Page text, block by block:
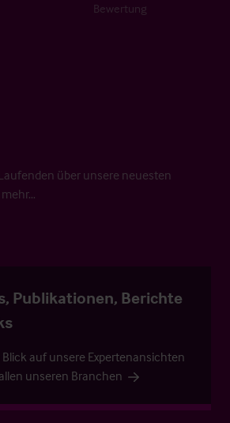
Bewertung
über unsere neuesten
Publikationen, Berichte
Blick auf unsere Expertenansichten
unseren Branchen